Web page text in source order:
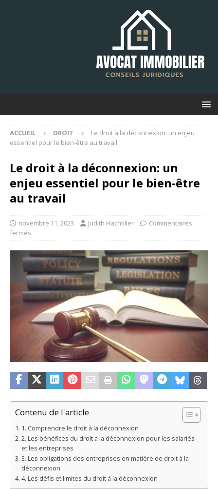
ACCUEIL DROIT
Le droit à la déconnexion: un enjeu
essentiel pour le bien-être au travail
Le droit à la déconnexion: un
enjeu essentiel pour le bien-être
au travail
novembre 11, 2023 Judith Hachtilier
Commentaires
fermés
Contenu de l'article
1. Comprendre le droit à la déconnexion
2. Les bénéfices du droit à la déconnexion pour les salariés
et les entreprises
3. Les obligations des entreprises en matière de droit à la
déconnexion
4. Les défis et limites du droit à la déconnexion